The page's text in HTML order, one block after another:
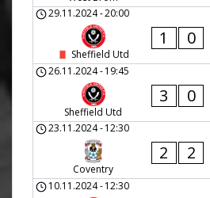
29.11.2024-20:00
Sheffield Utd
1 0
26.11.2024-19:45
Sheffield Utd
3 0
23.11.2024-12:30
Coventry
2 2
10.11.2024-12:30